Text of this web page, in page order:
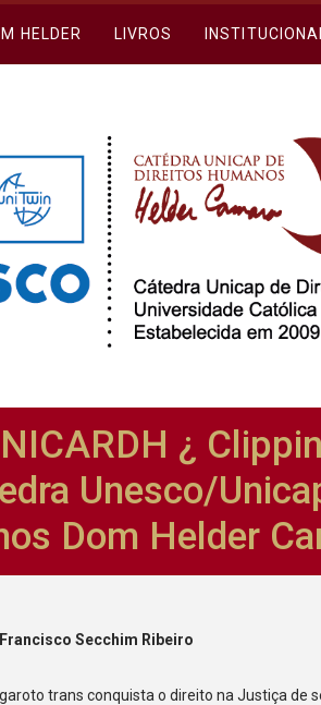
HELDER LIVROS
¿
Unesco/
Dom Helder
Secchim Ribeiro
trans conquista o direito na Justiça de